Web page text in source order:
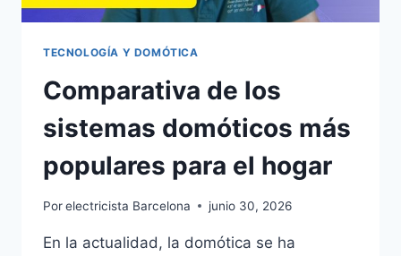
TECNOLOGÍA Y DOMÓTICA
Comparativa de los
sistemas domóticos más
populares para el hogar
Porelectricista Barcelona junio 30, 2026
En la actualidad, la domótica se ha